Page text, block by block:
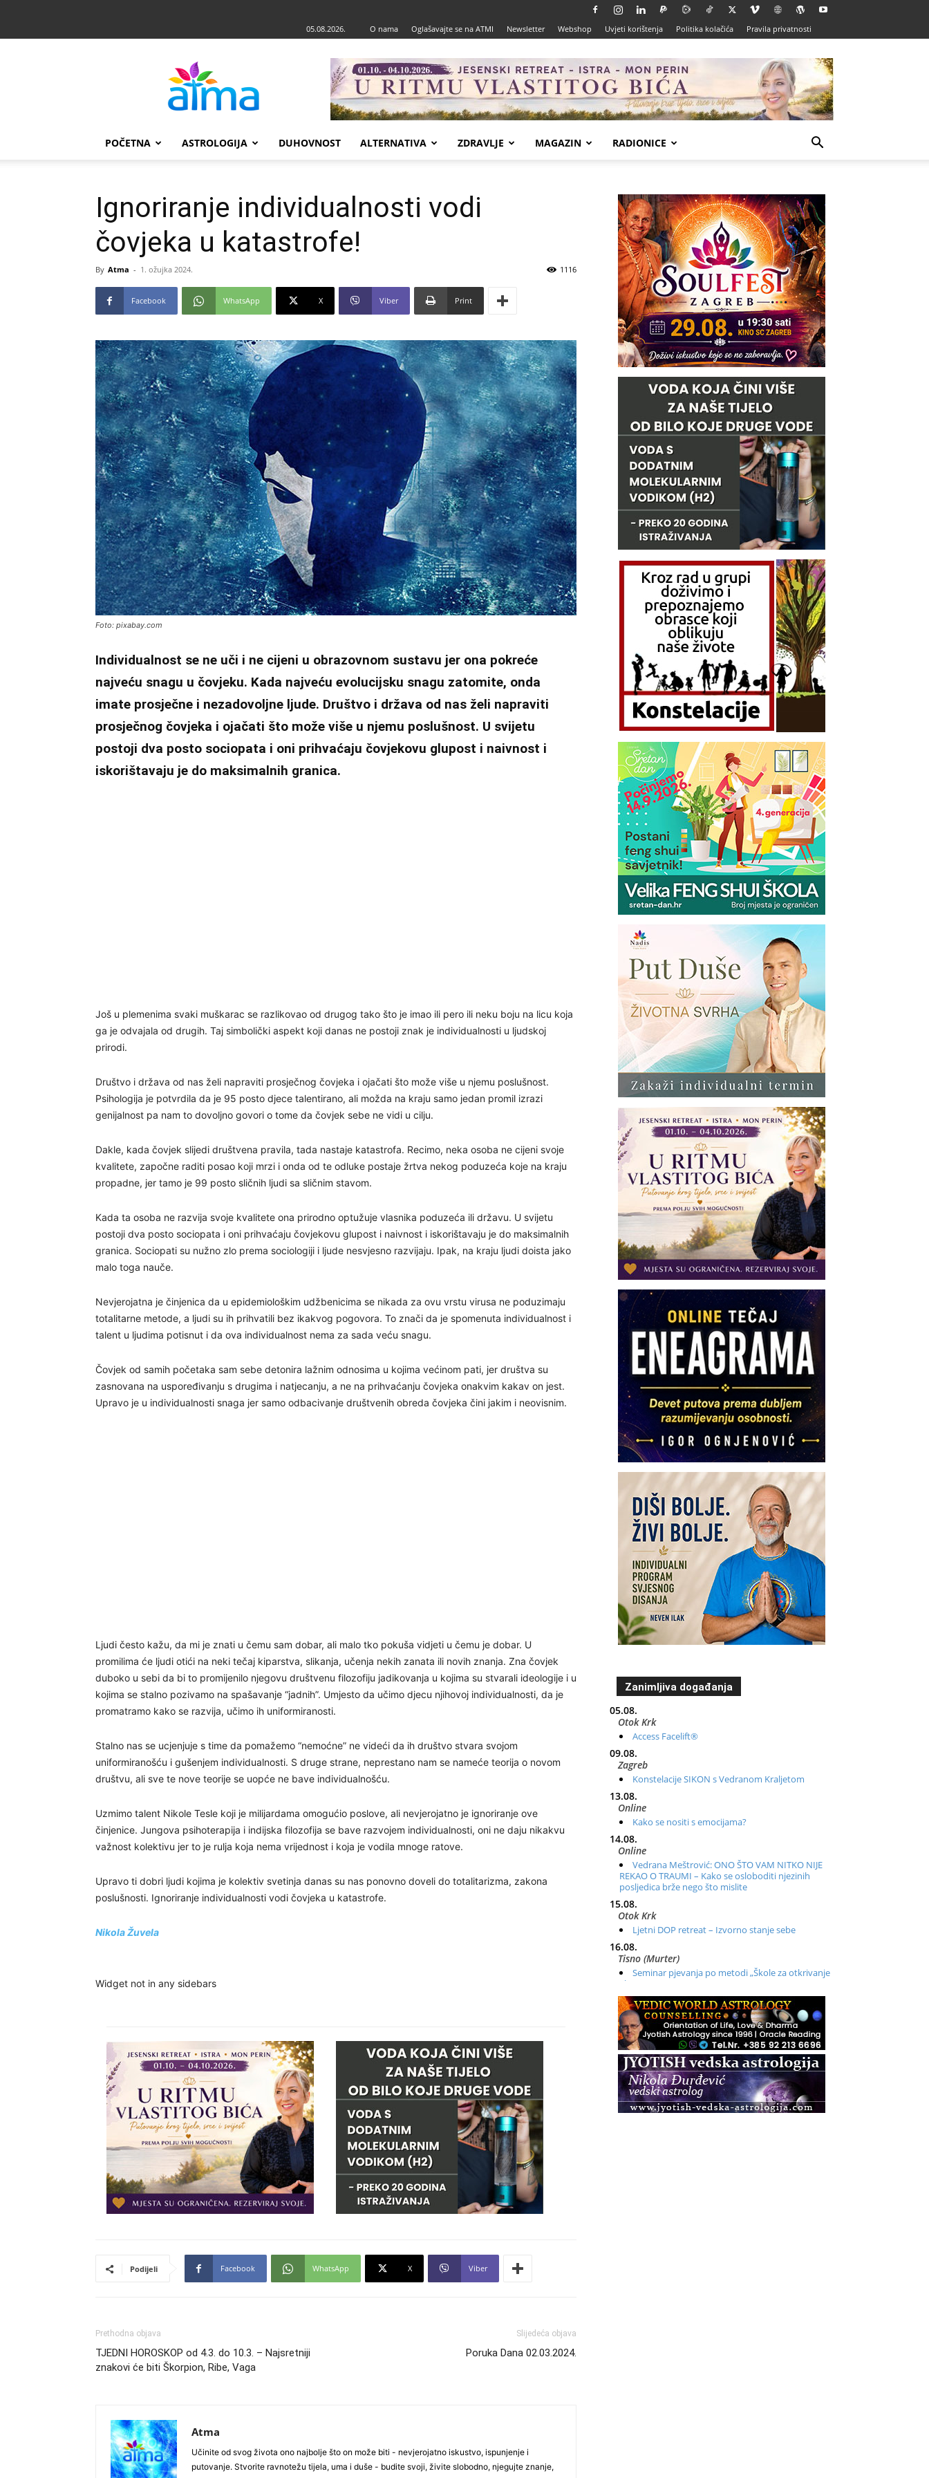
05.08.2026. O nama Oglašavajte se na ATMI Newsletter Webshop Uvjeti korištenja Politika kolačića Pravila privatnosti
POČETNA ASTROLOGIJA DUHOVNOST ALTERNATIVA ZDRAVLJE MAGAZIN RADIONICE
Ignoriranje individualnosti vodi
čovjeka u katastrofe!
By Atma - 1. ožujka 2024. 1116
Facebook WhatsApp X Viber Print
Foto: pixabay.com
Individualnost se ne uči i ne cijeni u obrazovnom sustavu jer ona pokreće
najveću snagu u čovjeku. Kada najveću evolucijsku snagu zatomite, onda
imate prosječne i nezadovoljne ljude. Društvo i država od nas želi napraviti
prosječnog čovjeka i ojačati što može više u njemu poslušnost. U svijetu
postoji dva posto sociopata i oni prihvaćaju čovjekovu glupost i naivnost i
iskorištavaju je do maksimalnih granica.
Još u plemenima svaki muškarac se razlikovao od drugog tako što je imao ili pero ili neku boju na licu koja
ga je odvajala od drugih. Taj simbolički aspekt koji danas ne postoji znak je individualnosti u ljudskoj
prirodi.
Društvo i država od nas želi napraviti prosječnog čovjeka i ojačati što može više u njemu poslušnost.
Psihologija je potvrdila da je 95 posto djece talentirano, ali možda na kraju samo jedan promil izrazi
genijalnost pa nam to dovoljno govori o tome da čovjek sebe ne vidi u cilju.
Dakle, kada čovjek slijedi društvena pravila, tada nastaje katastrofa. Recimo, neka osoba ne cijeni svoje
kvalitete, započne raditi posao koji mrzi i onda od te odluke postaje žrtva nekog poduzeća koje na kraju
propadne, jer tamo je 99 posto sličnih ljudi sa sličnim stavom.
Kada ta osoba ne razvija svoje kvalitete ona prirodno optužuje vlasnika poduzeća ili državu. U svijetu
postoji dva posto sociopata i oni prihvaćaju čovjekovu glupost i naivnost i iskorištavaju je do maksimalnih
granica. Sociopati su nužno zlo prema sociologiji i ljude nesvjesno razvijaju. Ipak, na kraju ljudi doista jako
malo toga nauče.
Nevjerojatna je činjenica da u epidemiološkim udžbenicima se nikada za ovu vrstu virusa ne poduzimaju
totalitarne metode, a ljudi su ih prihvatili bez ikakvog pogovora. To znači da je spomenuta individualnost i
talent u ljudima potisnut i da ova individualnost nema za sada veću snagu.
Čovjek od samih početaka sam sebe detonira lažnim odnosima u kojima većinom pati, jer društva su
zasnovana na uspoređivanju s drugima i natjecanju, a ne na prihvaćanju čovjeka onakvim kakav on jest.
Upravo je u individualnosti snaga jer samo odbacivanje društvenih obreda čovjeka čini jakim i neovisnim.
Ljudi često kažu, da mi je znati u čemu sam dobar, ali malo tko pokuša vidjeti u čemu je dobar. U
promilima će ljudi otići na neki tečaj kiparstva, slikanja, učenja nekih zanata ili novih znanja. Zna čovjek
duboko u sebi da bi to promijenilo njegovu društvenu filozofiju jadikovanja u kojima su stvarali ideologije i u
kojima se stalno pozivamo na spašavanje “jadnih”. Umjesto da učimo djecu njihovoj individualnosti, da je
promatramo kako se razvija, učimo ih uniformiranosti.
Stalno nas se ucjenjuje s time da pomažemo “nemoćne” ne videći da ih društvo stvara svojom
uniformiranošću i gušenjem individualnosti. S druge strane, neprestano nam se nameće teorija o novom
društvu, ali sve te nove teorije se uopće ne bave individualnošću.
Uzmimo talent Nikole Tesle koji je milijardama omogućio poslove, ali nevjerojatno je ignoriranje ove
činjenice. Jungova psihoterapija i indijska filozofija se bave razvojem individualnosti, oni ne daju nikakvu
važnost kolektivu jer to je rulja koja nema vrijednost i koja je vodila mnoge ratove.
Upravo ti dobri ljudi kojima je kolektiv svetinja danas su nas ponovno doveli do totalitarizma, zakona
poslušnosti. Ignoriranje individualnosti vodi čovjeka u katastrofe.
Nikola Žuvela
Widget not in any sidebars
Podijeli Facebook WhatsApp X Viber
Prethodna objava
TJEDNI HOROSKOP od 4.3. do 10.3. – Najsretniji
znakovi će biti Škorpion, Ribe, Vaga
Slijedeća objava
Poruka Dana 02.03.2024.
Atma
Učinite od svog života ono najbolje što on može biti - nevjerojatno iskustvo, ispunjenje i
putovanje. Stvorite ravnotežu tijela, uma i duše - budite svoji, živite slobodno, njegujte znanje,
Zanimljiva događanja
05.08.
Otok Krk
Access Facelift®
09.08.
Zagreb
Konstelacije SIKON s Vedranom Kraljetom
13.08.
Online
Kako se nositi s emocijama?
14.08.
Online
Vedrana Meštrović: ONO ŠTO VAM NITKO NIJE
REKAO O TRAUMI – Kako se osloboditi njezinih
posljedica brže nego što mislite
15.08.
Otok Krk
Ljetni DOP retreat – Izvorno stanje sebe
16.08.
Tisno (Murter)
Seminar pjevanja po metodi „Škole za otkrivanje
glasa“
20.08.
Online
Radionica: Pomagači iz drugih dimenzija Online –
otvoreno za sve
21.08.
Zagreb+Online
Osnovni ThetaHealing® tečaj, Zagreb i Online
22.08.
Pula